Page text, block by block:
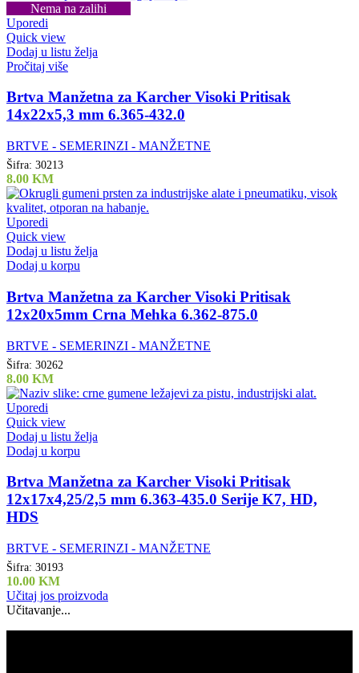
Nema na zalihi
Uporedi
Quick view
Dodaj u listu želja
Pročitaj više
Brtva Manžetna za Karcher Visoki Pritisak
14x22x5,3 mm 6.365-432.0
BRTVE - SEMERINZI - MANŽETNE
Šifra: 30213
8.00 KM
Uporedi
Quick view
Dodaj u listu želja
Dodaj u korpu
Brtva Manžetna za Karcher Visoki Pritisak
12x20x5mm Crna Mehka 6.362-875.0
BRTVE - SEMERINZI - MANŽETNE
Šifra: 30262
8.00 KM
Uporedi
Quick view
Dodaj u listu želja
Dodaj u korpu
Brtva Manžetna za Karcher Visoki Pritisak
12x17x4,25/2,5 mm 6.363-435.0 Serije K7, HD,
HDS
BRTVE - SEMERINZI - MANŽETNE
Šifra: 30193
10.00 KM
Učitaj jos proizvoda
Učitavanje...